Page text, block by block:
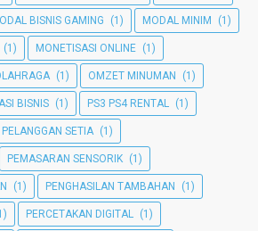
BISNIS GAMING (1) MODAL MINIM (1)
(1) MONETISASI ONLINE (1)
(1) OMZET MINUMAN (1)
BISNIS (1) PS3 PS4 RENTAL (1)
PELANGGAN SETIA (1)
PEMASARAN SENSORIK (1)
(1) PENGHASILAN TAMBAHAN (1)
PERCETAKAN DIGITAL (1)